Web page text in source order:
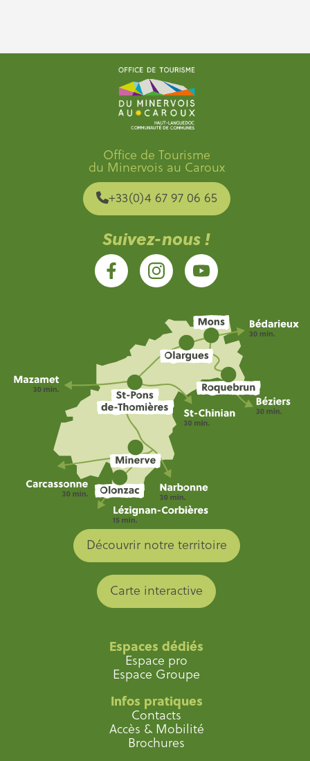
Office de Tourisme
du Minervois au Caroux
+33(0)4 67 97 06 65
Suivez-nous !
Découvrir notre territoire
Carte interactive
Espaces dédiés
Espace pro
Espace Groupe
Infos pratiques
Contacts
Accès & Mobilité
Brochures